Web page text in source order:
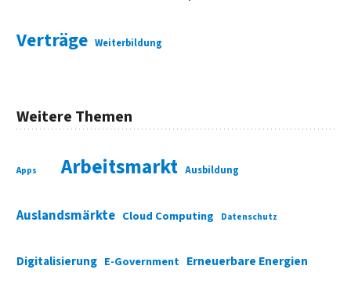
Verträge Weiterbildung
Weitere Themen
Apps Arbeitsmarkt Ausbildung
Auslandsmärkte Cloud Computing Datenschutz
Digitalisierung E-Government Erneuerbare Energien